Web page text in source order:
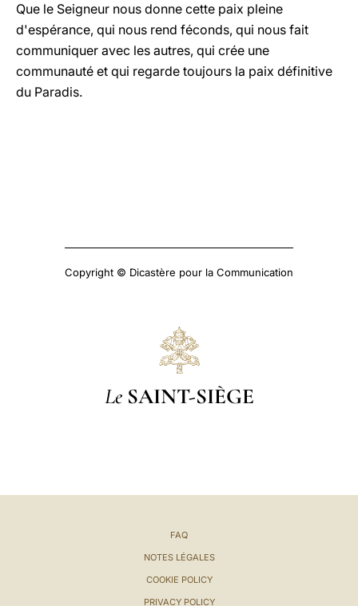
Que le Seigneur nous donne cette paix pleine
d'espérance, qui nous rend féconds, qui nous fait
communiquer avec les autres, qui crée une
communauté et qui regarde toujours la paix définitive
du Paradis.
Copyright © Dicastère pour la Communication
Le SAINT-SIÈGE
FAQ
NOTES LÉGALES
COOKIE POLICY
PRIVACY POLICY